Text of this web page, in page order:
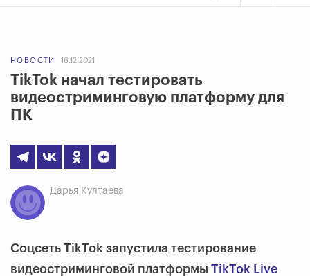
НОВОСТИ 16.12.2021
TikTok начал тестировать
видеостриминговую платформу для
ПК
Дарья Култаева
Соцсеть TikTok запустила тестирование
видеостриминговой платформы TikTok Live